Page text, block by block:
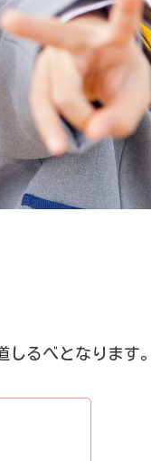
しるべとなります